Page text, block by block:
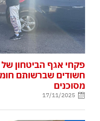
פקחי אגף הביטחון
חשודים שברשותם
מסוכנים
17/11/2025